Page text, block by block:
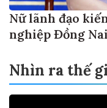
Nữ lãnh đạo
nghiệp Đồng Nai
Nhìn ra thế